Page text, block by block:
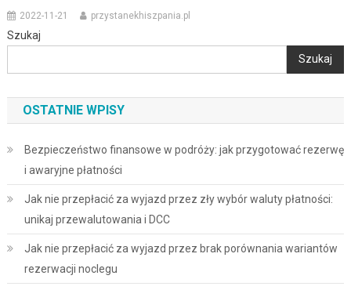
2022-11-21 przystanekhiszpania.pl
Szukaj
Szukaj
OSTATNIE WPISY
Bezpieczeństwo finansowe w podróży: jak przygotować rezerwę
i awaryjne płatności
Jak nie przepłacić za wyjazd przez zły wybór waluty płatności:
unikaj przewalutowania i DCC
Jak nie przepłacić za wyjazd przez brak porównania wariantów
rezerwacji noclegu